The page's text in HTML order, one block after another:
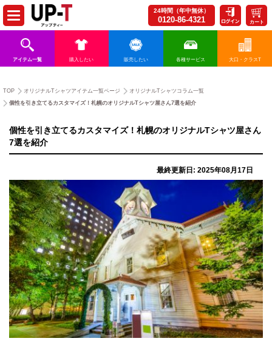
24時間（年中無休）
0120-86-4321 カート
アイテム一覧 購入したい 販売したい 各種サービス 大口・クラスT
TOP オリジナルTシャツアイテム一覧ページ
オリジナルTシャツコラム一覧
個性を引き立てるカスタマイズ！札幌のオリジナルTシャツ屋さん7選を紹介
個性を引き立てるカスタマイズ！札幌のオリジナルTシャツ屋さん
7選を紹介
最終更新日: 2025年08月17日